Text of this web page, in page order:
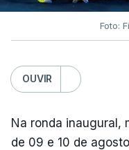
Foto:
OUVIR
Na ronda inaugural,
de 09 e 10 de